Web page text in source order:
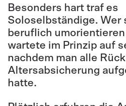
Besonders hart traf es
Soloselbständige. Wer
beruflich
wartete im Prinzip auf
nachdem man alle
Altersabsicherung
hatte.